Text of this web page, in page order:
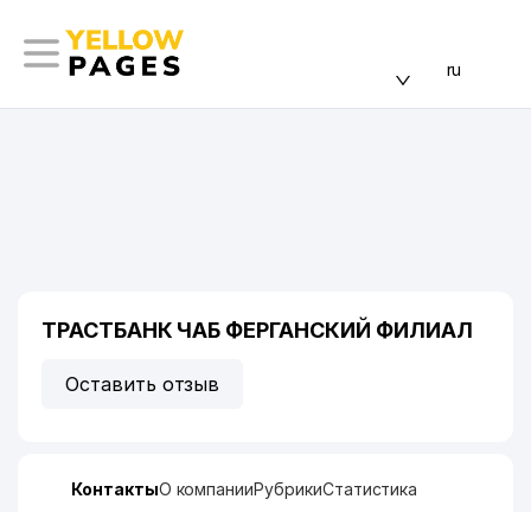
ru
ТРАСТБАНК ЧАБ ФЕРГАНСКИЙ ФИЛИАЛ
Оставить отзыв
КонтактыО компанииРубрикиСтатистика